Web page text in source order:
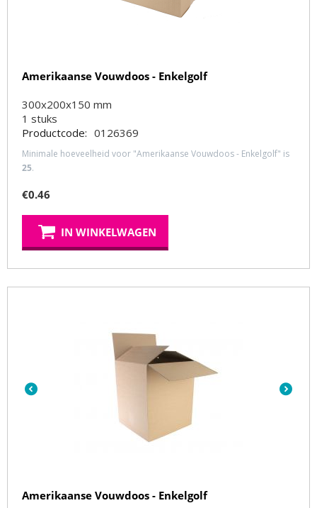
Amerikaanse Vouwdoos - Enkelgolf
300x200x150 mm
1 stuks
Productcode: 0126369
Minimale hoeveelheid voor "Amerikaanse Vouwdoos - Enkelgolf" is
25.
€0.46
IN WINKELWAGEN
Amerikaanse Vouwdoos - Enkelgolf